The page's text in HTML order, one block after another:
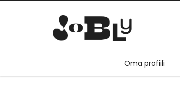
Oma profiili